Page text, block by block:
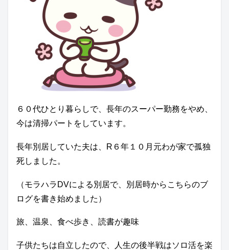
６０代ひとり暮らしで、長年のスーパー勤務をやめ、
今は清掃パートをしています。
長年別居していた夫は、R６年１０月元わが家で孤独
死しました。
（モラハラDVによる別居で、別居時からこちらのブ
ログを書き始めました）
旅、温泉、食べ歩き、読書が趣味
子供たちは自立したので、人生の後半戦はソロ活を楽